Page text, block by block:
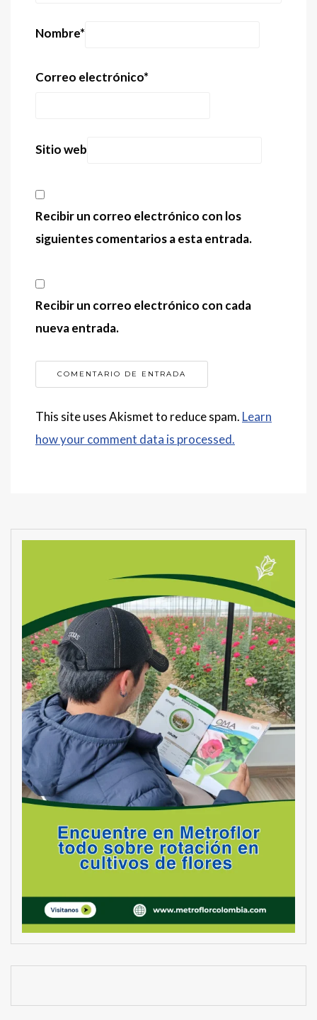
Nombre*
Correo electrónico*
Sitio web
Recibir un correo electrónico con los
siguientes comentarios a esta entrada.
Recibir un correo electrónico con cada
nueva entrada.
This site uses Akismet to reduce spam. Learn
how your comment data is processed.